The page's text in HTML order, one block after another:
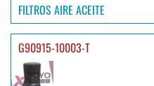
FILTROS AIRE ACEITE
G90915-10003-T